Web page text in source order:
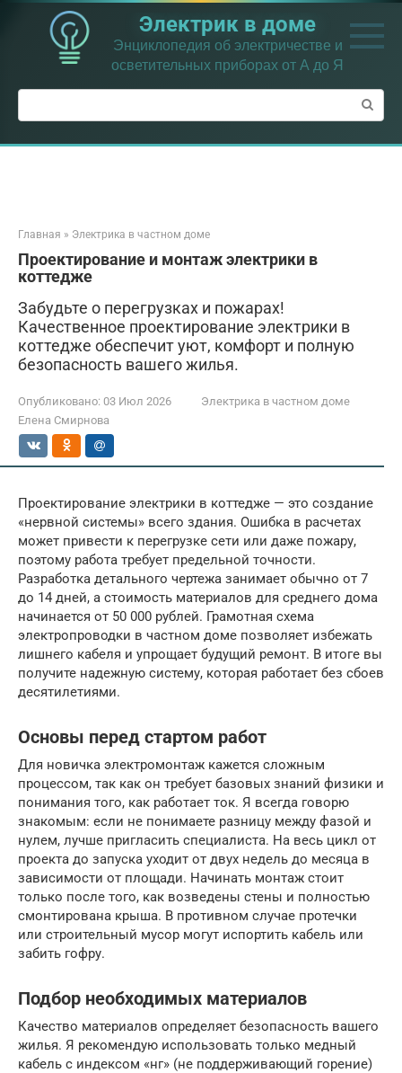
Перейти
контенту
Электрик в доме
Энциклопедия об электричестве и
осветительных приборах от А до Я
Поиск:
Главная » Электрика в частном доме
Проектирование и монтаж электрики в
коттедже
Забудьте о перегрузках и пожарах!
Качественное проектирование электрики в
коттедже обеспечит уют, комфорт и полную
безопасность вашего жилья.
Опубликовано: 03 Июл 2026
Электрика в частном доме
Елена Смирнова
Проектирование электрики в коттедже — это создание
«нервной системы» всего здания. Ошибка в расчетах
может привести к перегрузке сети или даже пожару,
поэтому работа требует предельной точности.
Разработка детального чертежа занимает обычно от 7
до 14 дней, а стоимость материалов для среднего дома
начинается от 50 000 рублей. Грамотная схема
электропроводки в частном доме позволяет избежать
лишнего кабеля и упрощает будущий ремонт. В итоге вы
получите надежную систему, которая работает без сбоев
десятилетиями.
Основы перед стартом работ
Для новичка электромонтаж кажется сложным
процессом, так как он требует базовых знаний физики и
понимания того, как работает ток. Я всегда говорю
знакомым: если не понимаете разницу между фазой и
нулем, лучше пригласить специалиста. На весь цикл от
проекта до запуска уходит от двух недель до месяца в
зависимости от площади. Начинать монтаж стоит
только после того, как возведены стены и полностью
смонтирована крыша. В противном случае протечки
или строительный мусор могут испортить кабель или
забить гофру.
Подбор необходимых материалов
Качество материалов определяет безопасность вашего
жилья. Я рекомендую использовать только медный
кабель с индексом «нг» (не поддерживающий горение)